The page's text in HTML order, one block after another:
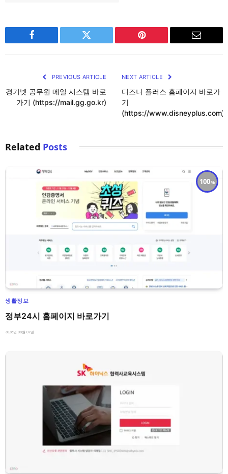
Facebook Twitter Pinterest Email
PREVIOUS ARTICLE
경기넷 공무원 메일 시스템 바로
가기 (https://mail.gg.go.kr)
NEXT ARTICLE
디즈니 플러스 홈페이지 바로가
기
(https://www.disneyplus.com)
Related Posts
100
생활정보
정부24시 홈페이지 바로가기
2026년 08월 07일